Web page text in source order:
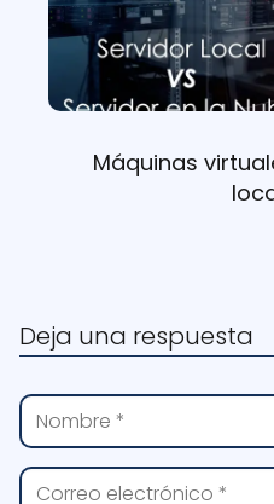
Máquinas
Deja una respuesta